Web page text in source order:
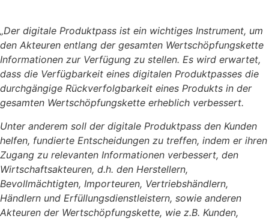
„Der digitale Produktpass ist ein wichtiges Instrument, um
den Akteuren entlang der gesamten Wertschöpfungskette
Informationen zur Verfügung zu stellen. Es wird erwartet,
dass die Verfügbarkeit eines digitalen Produktpasses die
durchgängige Rückverfolgbarkeit eines Produkts in der
gesamten Wertschöpfungskette erheblich verbessert.
Unter anderem soll der digitale Produktpass den Kunden
helfen, fundierte Entscheidungen zu treffen, indem er ihren
Zugang zu relevanten Informationen verbessert, den
Wirtschaftsakteuren, d.h. den Herstellern,
Bevollmächtigten, Importeuren, Vertriebshändlern,
Händlern und Erfüllungsdienstleistern, sowie anderen
Akteuren der Wertschöpfungskette, wie z.B. Kunden,